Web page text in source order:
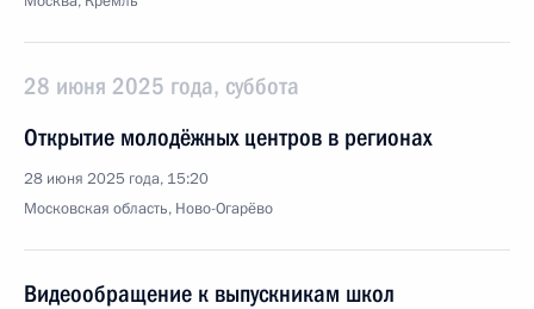
28 июня 2025 года, суббота
Открытие молодёжных центров в регионах
28 июня 2025 года, 15:20
Московская область, Ново-Огарёво
Видеообращение к выпускникам школ